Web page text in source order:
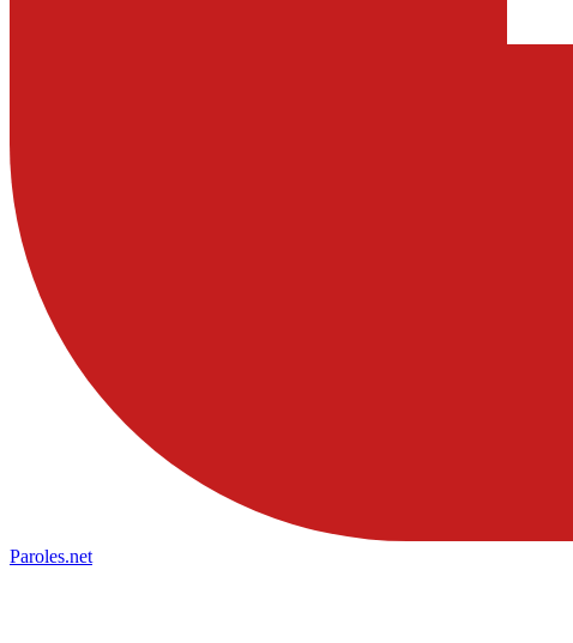
Paroles.net